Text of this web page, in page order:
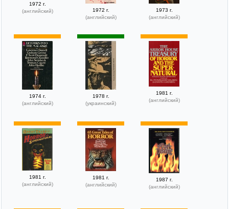
1972 г.
(английский)
1972 г.
(английский)
1973 г.
(английский)
1974 г.
(английский)
1978 г.
(украинский)
1981 г.
(английский)
1981 г.
(английский)
1981 г.
(английский)
1987 г.
(английский)